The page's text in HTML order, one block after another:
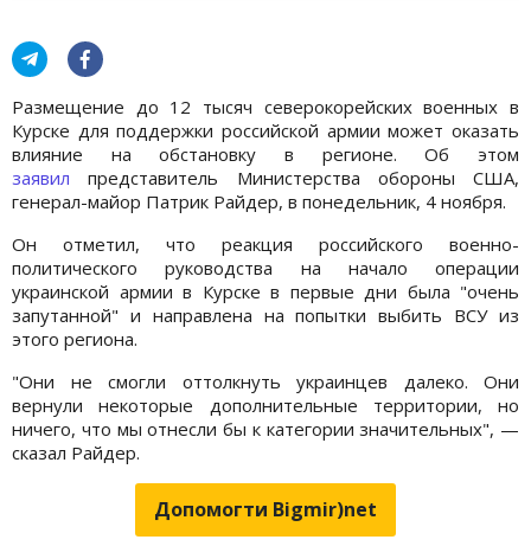
Размещение до 12 тысяч северокорейских военных в
Курске для поддержки российской армии может оказать
влияние на обстановку в регионе. Об этом
заявил представитель Министерства обороны США,
генерал-майор Патрик Райдер, в понедельник, 4 ноября.
Он отметил, что реакция российского военно-
политического руководства на начало операции
украинской армии в Курске в первые дни была "очень
запутанной" и направлена на попытки выбить ВСУ из
этого региона.
"Они не смогли оттолкнуть украинцев далеко. Они
вернули некоторые дополнительные территории, но
ничего, что мы отнесли бы к категории значительных", —
сказал Райдер.
Допомогти Bigmir)net